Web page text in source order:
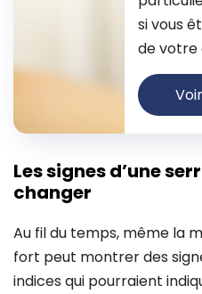
si vous
de votre
Les signes d’une
changer
Au fil du temps, même la
fort peut montrer des
indices qui pourraient